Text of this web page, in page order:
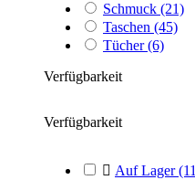
Schmuck (21)
Taschen (45)
Tücher(6)
Verfügbarkeit
Verfügbarkeit
 Auf Lager